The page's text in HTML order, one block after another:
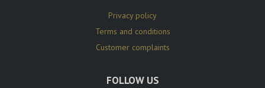
Privacy policy
Terms and conditions
Customer complaints
FOLLOW US